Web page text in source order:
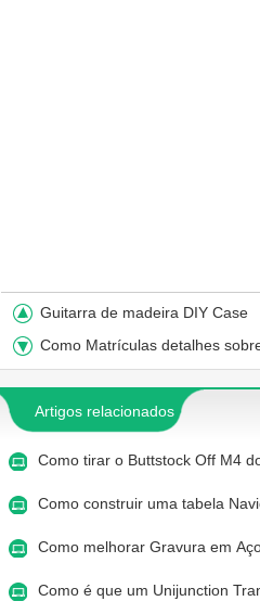
Guitarra de madeira DIY Case
Como Matrículas detalhes
Artigos relacionados
Como tirar o Buttstock Off M4
Como construir uma tabela
Como melhorar Gravura em
Como é que um Unijunction